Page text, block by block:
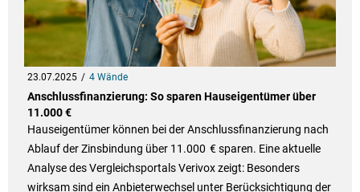
23.07.2025 4 Wände
Anschlussfinanzierung: So sparen Hauseigentümer über
11.000 €
Hauseigentümer können bei der Anschlussfinanzierung nach
Ablauf der Zinsbindung über 11.000 € sparen. Eine aktuelle
Analyse des Vergleichsportals Verivox zeigt: Besonders
wirksam sind ein Anbieterwechsel unter Berücksichtigung der